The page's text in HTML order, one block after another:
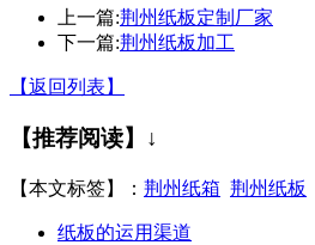
上一篇:荆州纸板定制厂家
下一篇:荆州纸板加工
【返回列表】
【推荐阅读】↓
【本文标签】： 荆州纸箱 荆州纸板
纸板的运用渠道